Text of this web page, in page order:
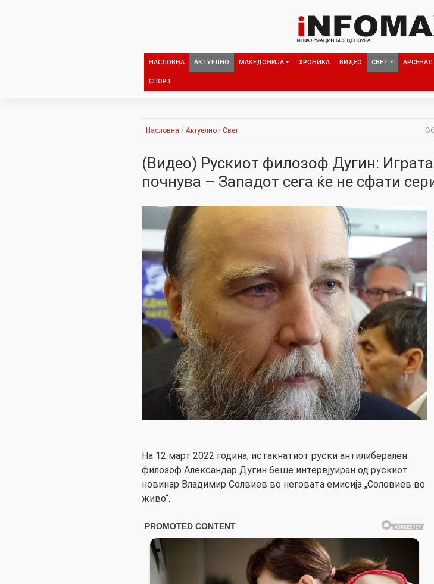
НАСЛОВНА АКТУЕЛНО МАКЕДОНИЈА ХРОНИКА ВИДЕО СВЕТ АРСЕНАЛ
СПОРТ
Насловна / Актуелно • Свет
(Видео) Рускиот филозоф Дугин:
почнува – Западот сега ќе не сфати
На 12 март 2022 година, истакнатиот руски антилиберален
филозоф Александар Дугин беше интервјуиран од рускиот
новинар Владимир Солвиев во неговата емисија „Соловиев во
живо“.